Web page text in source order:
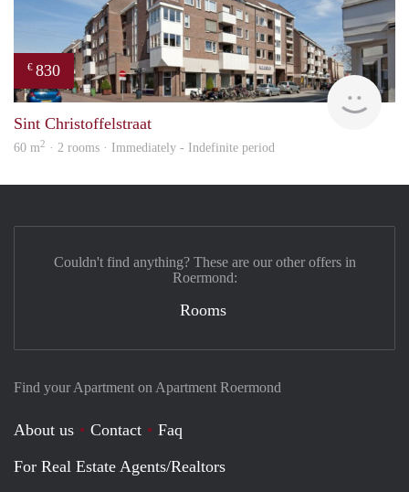
€ 830
Sint Christoffelstraat
60 m2 · 2 rooms · Immediately - Indefinite period
Find your Apartment on Apartment Roermond
About us Contact
Faq
For Real Estate Agents/Realtors
Couldn't find anything? These are our other offers in
Roermond:
Rooms